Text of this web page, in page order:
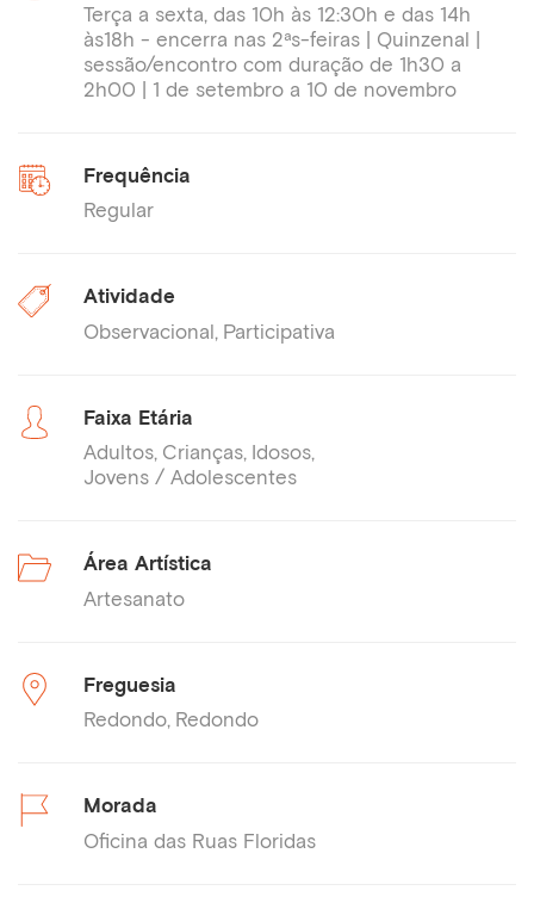
Terça a sexta, das 10h às 12:30h e das 14h
às18h - encerra nas 2ªs-feiras | Quinzenal |
sessão/encontro com duração de 1h30 a
2h00 | 1 de setembro a 10 de novembro
Frequência
Regular
Atividade
Observacional Participativa
Faixa Etária
Adultos Crianças Idosos
Jovens / Adolescentes
Área Artística
Artesanato
Freguesia
Redondo Redondo
Morada
Oficina das Ruas Floridas